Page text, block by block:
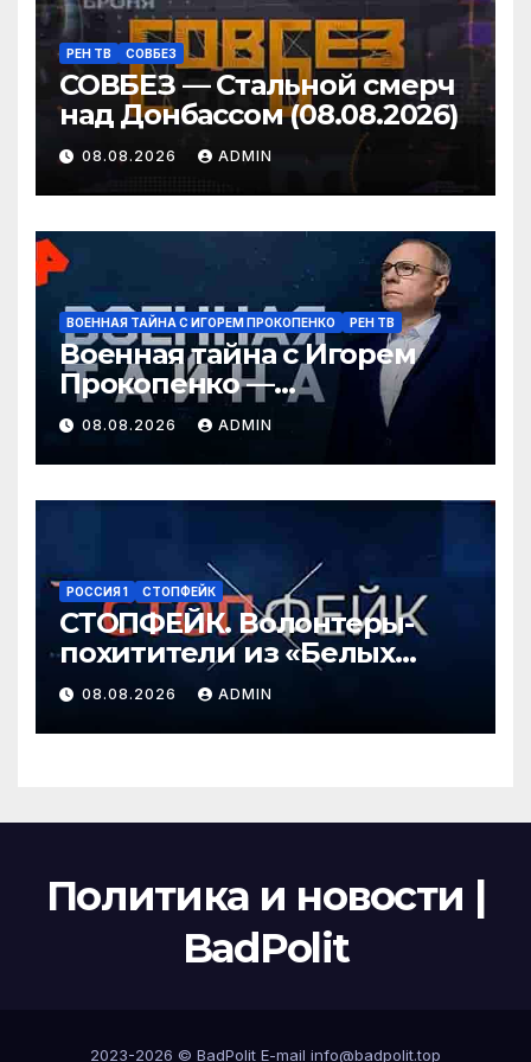
РЕН ТВ СОВБЕЗ
СОВБЕЗ — Стальной смерч
над Донбассом (08.08.2026)
08.08.2026 ADMIN
ВОЕННАЯ ТАЙНА С ИГОРЕМ ПРОКОПЕНКО РЕН ТВ
Военная тайна с Игорем
Прокопенко —
Перестановки в
Минобороны России
(08.08.2026)
08.08.2026 ADMIN
РОССИЯ 1 СТОПФЕЙК
СТОПФЕЙК. Волонтеры-
похитители из «Белых
ангелов» силой заставляют
мирных жителей покидать
свои дома
08.08.2026 ADMIN
Политика и новости |
BadPolit
2023-2026 © BadPolit E-mail info@badpolit.top